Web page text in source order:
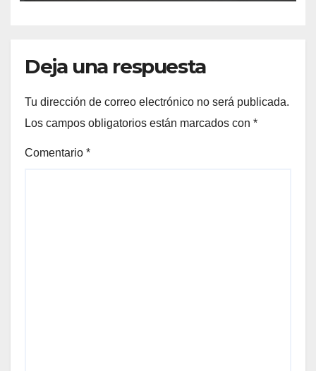
Deja una respuesta
Tu dirección de correo electrónico no será publicada.
Los campos obligatorios están marcados con *
Comentario *